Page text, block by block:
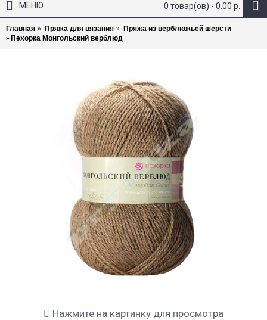
0 товар(ов) - 0.00 р.
МЕНЮ
Главная Пряжа для вязания
Пряжа из верблюжьей шерсти
Пехорка Монгольский верблюд
Нажмите на картинку для просмотра